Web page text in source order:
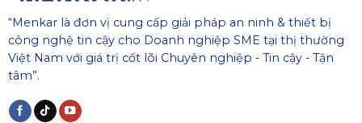
“Menkar là đơn vị cung cấp giải pháp an ninh & thiết bị
công nghệ tin cậy cho Doanh nghiệp SME tại thị thường
Việt Nam với giá trị cốt lõi Chuyên nghiệp - Tin cậy - Tận
tâm”.